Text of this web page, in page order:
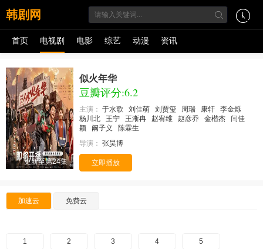
韩剧网
首页 电视剧 电影 综艺 动漫 资讯
更新至第24集
似火年华
豆瓣评分:6.2
主演： 于水歌 刘佳萌 刘贾玺 周瑞 康轩
李金烁
杨川北
王宁 王淅冉 赵宥维 赵彦乔 金楷杰
闫佳
颖
阚子义
陈霖生
导演： 张昊博
立即播放
加速云 免费云
1 2 3 4 5